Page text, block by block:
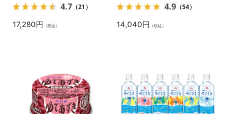
4.7 （21）
17,280円 （税込）
4.9 （54）
14,040円 （税込）